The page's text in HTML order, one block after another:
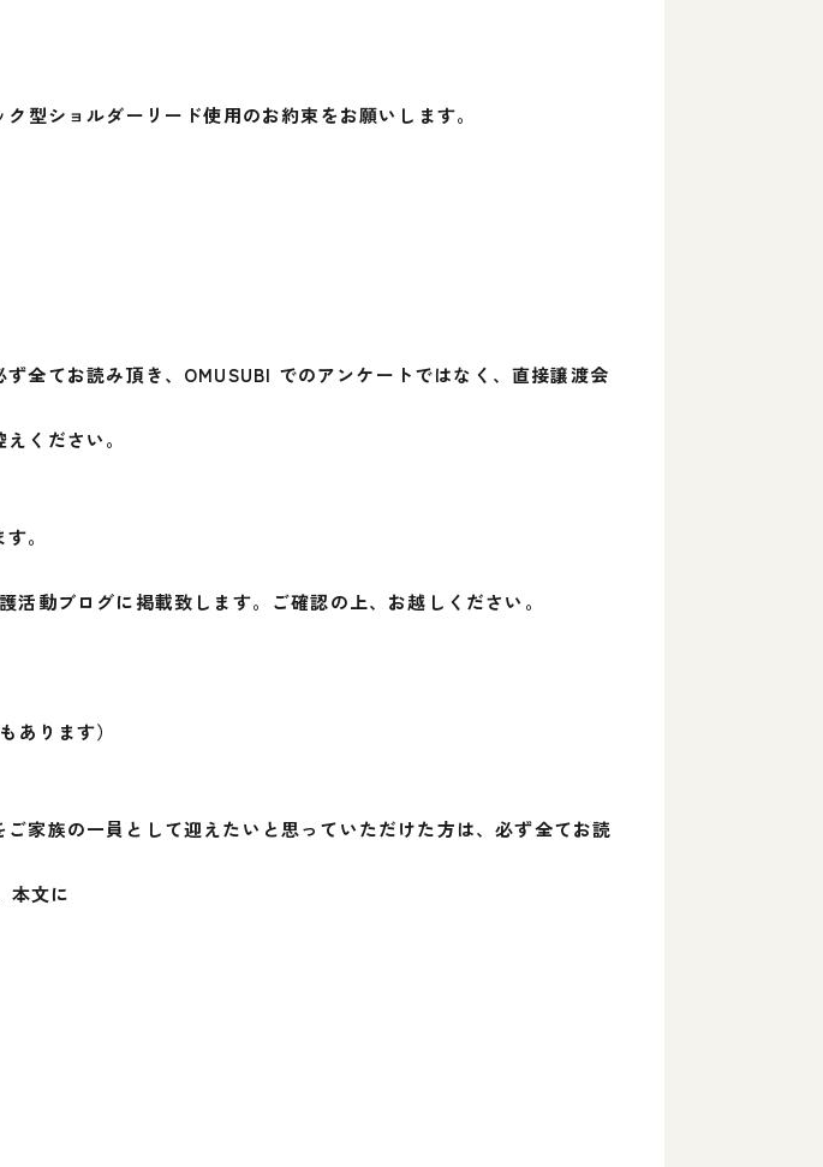
型ショルダーリード使用のお約束をお願いします。
全てお読み頂き、OMUSUBI でのアンケートではなく、直接譲渡会
ください。
。
動ブログに掲載致します。ご確認の上、お越しください。
あります）
家族の一員として迎えたいと思っていただけた方は、必ず全てお読
本文に